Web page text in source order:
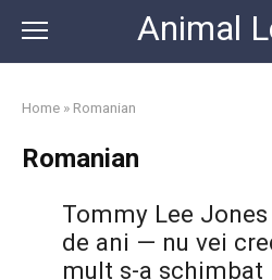
content
Animal
Home » Romanian
Romanian
Tommy Lee
de ani — nu vei
mult s-a schimbat